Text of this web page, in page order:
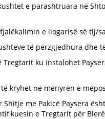
e parashtruara në
e llogarisë së tij/
të përzgjedhura dhe
ku instalohet
kryhet në mënyrën e
me Pakicë Paysera
e Tregtarit për